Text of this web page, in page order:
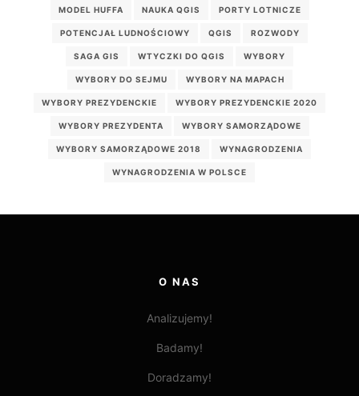
MODEL HUFFA NAUKA QGIS PORTY LOTNICZE
POTENCJAŁ LUDNOŚCIOWY QGIS ROZWODY
SAGA GIS WTYCZKI DO QGIS WYBORY
WYBORY DO SEJMU WYBORY NA MAPACH
WYBORY PREZYDENCKIE WYBORY PREZYDENCKIE 2020
WYBORY PREZYDENTA WYBORY SAMORZĄDOWE
WYBORY SAMORZĄDOWE 2018 WYNAGRODZENIA
WYNAGRODZENIA W POLSCE
O NAS
Analizujemy!
Badamy!
Doradzamy!